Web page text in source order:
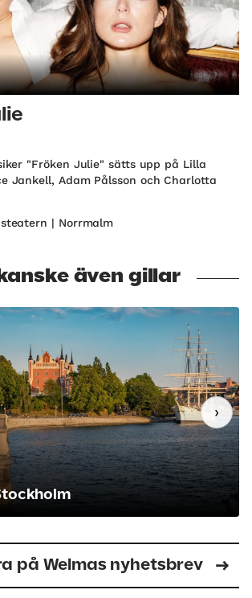
"Fröken Julie" sätts upp på Lilla
Jankell, Adam Pålsson och Charlotta
| Norrmalm
även gillar
›
på Welmas nyhetsbrev